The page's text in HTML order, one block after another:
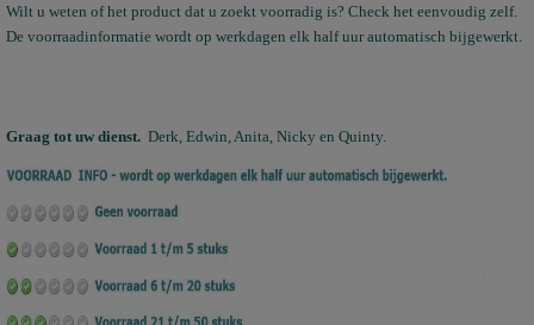
Wilt u weten of het product dat u zoekt voorradig is? Check het eenvoudig zelf.
De voorraadinformatie wordt op werkdagen elk half uur automatisch bijgewerkt.
Graag tot uw dienst. Derk, Edwin, Anita, Nicky en Quinty.